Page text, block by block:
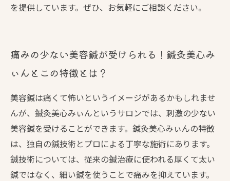
を提供しています。ぜひ、お気軽にご相談ください。
痛みの少ない美容鍼が受けられる！鍼灸美心み
ぃんとこの特徴とは？
美容鍼は痛くて怖いというイメージがあるかもしれませ
んが、鍼灸美心みぃんというサロンでは、刺激の少ない
美容鍼を受けることができます。鍼灸美心みぃんの特徴
は、独自の鍼技術とプロによる丁寧な施術にあります。
鍼技術については、従来の鍼治療に使われる厚くて太い
鍼ではなく、細い鍼を使うことで痛みを抑えています。